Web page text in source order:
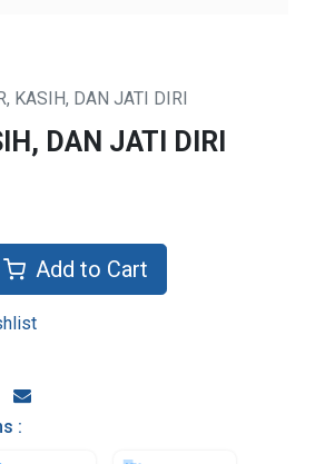
KASIH, DAN JATI DIRI
DAN JATI DIRI
Add to Cart
: